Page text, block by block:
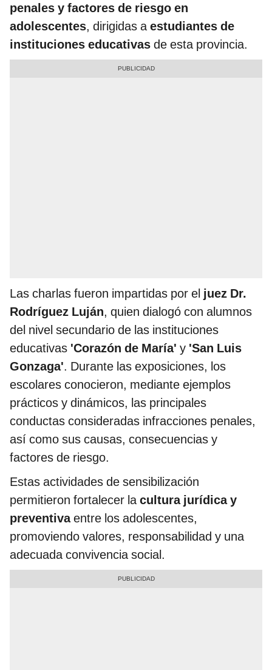
penales y factores de riesgo en
adolescentes, dirigidas aestudiantes de
instituciones educativas de esta provincia.
Las charlas fueron impartidas por el juez Dr.
Rodríguez Luján, quien dialogó con alumnos
del nivel secundario de las instituciones
educativas 'Corazón de María' y 'San Luis
Gonzaga'. Durante las exposiciones, los
escolares conocieron, mediante ejemplos
prácticos y dinámicos, las principales
conductas consideradas infracciones penales,
así como sus causas, consecuencias y
factores de riesgo.
Estas actividades de sensibilización
permitieron fortalecer lacultura jurídica y
preventivaentre los adolescentes,
promoviendo valores, responsabilidad y una
adecuada convivencia social.